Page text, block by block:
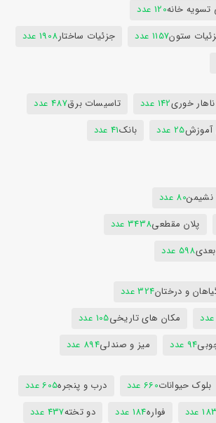
خانه120 عدد
ستون1157 عدد جزئیات ساختار1908 عدد
خوری142 عدد تاسیسات برق487 عدد
آموزش25 عدد بانک41 عدد
نشیمن80 عدد
پلان مقطعی3438 عدد
598 عدد
و درختان324 عدد
مکان های تاریخی105 عدد
94 عدد میز و صندلی894 عدد
بلوک حیوانات660 عدد درب و پنجره605 عدد
عدد فواره184 عدد دو تخته437 عدد